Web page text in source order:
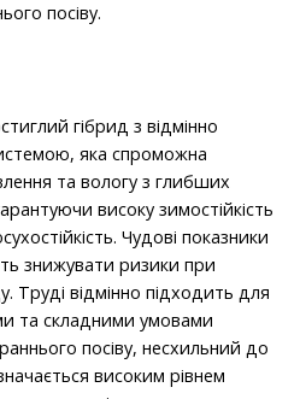
посіву.
гібрид з відмінно
яка спроможна
та вологу з глибших
високу зимостійкість
Чудові показники
знижувати ризики при
Труді відмінно підходить для
та складними умовами
посіву, несхильний до
високим рівнем